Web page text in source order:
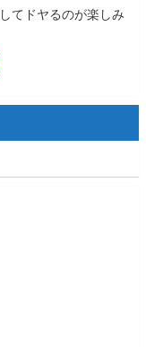
てドヤるのが楽しみ